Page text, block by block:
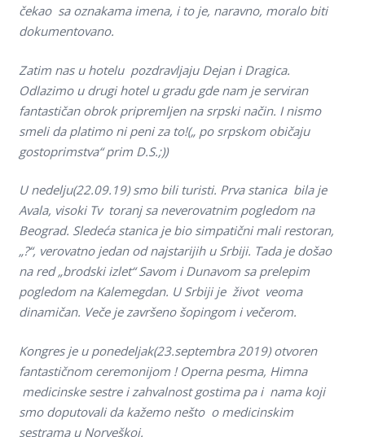
čekao sa oznakama imena, i to je, naravno, moralo biti
dokumentovano.
Zatim nas u hotelu pozdravljaju Dejan i Dragica.
Odlazimo u drugi hotel u gradu gde nam je serviran
fantastičan obrok pripremljen na srpski način. I nismo
smeli da platimo ni peni za to!(„ po srpskom običaju
gostoprimstva“ prim D.S.;))
U nedelju(22.09.19) smo bili turisti. Prva stanica bila je
Avala, visoki Tv toranj sa neverovatnim pogledom na
Beograd. Sledeća stanica je bio simpatični mali restoran,
„?“, verovatno jedan od najstarijih u Srbiji. Tada je došao
na red „brodski izlet“ Savom i Dunavom sa prelepim
pogledom na Kalemegdan. U Srbiji je život veoma
dinamičan. Veče je završeno šopingom i večerom.
Kongres je u ponedeljak(23.septembra 2019) otvoren
fantastičnom ceremonijom ! Operna pesma, Himna
medicinske sestre i zahvalnost gostima pa i nama koji
smo doputovali da kažemo nešto o medicinskim
sestrama u Norveškoj.